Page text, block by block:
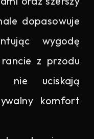
dopasowuje
wygodę
z przodu
nie uciskają
komfort